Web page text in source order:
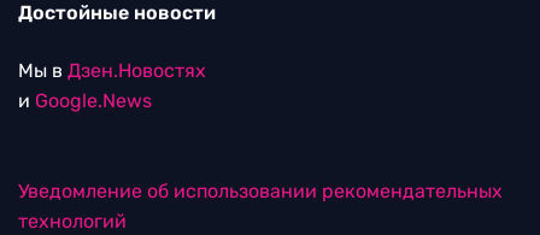
Достойные новости
Мы в Дзен.Новостях
и Google.News
Уведомление об использовании рекомендательных
технологий